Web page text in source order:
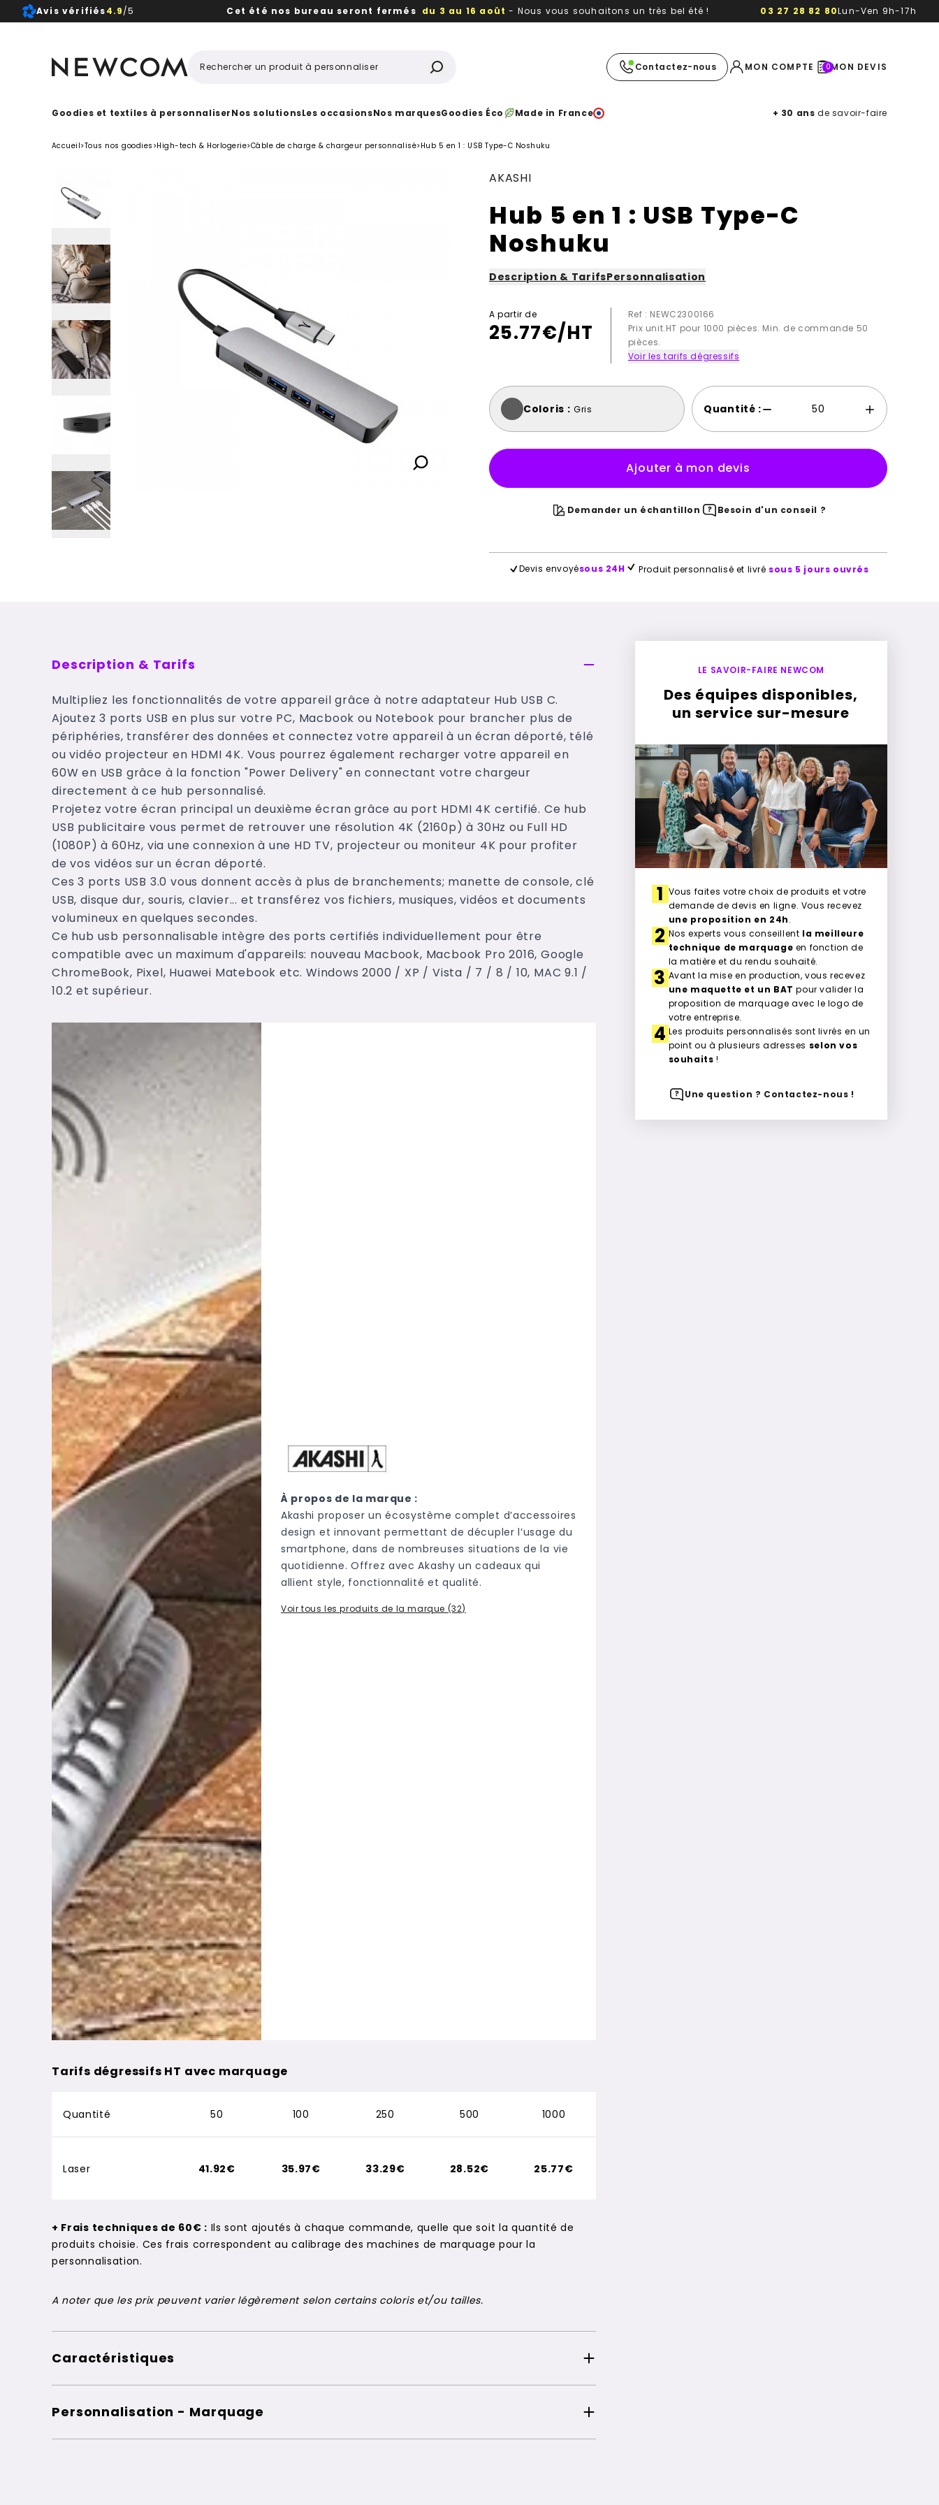
Avis vérifiés4.9/5 Cet été nos bureau seront fermés du 3 au 16 août - Nous vous souhaitons un très bel été !
03 27 28 82 80Lun-Ven 9h-17h
Contactez-nous MON COMPTE 0MON DEVIS
Goodies et textiles à personnaliserNos solutionsLes occasionsNos marquesGoodies Éco Made in France + 30 ans de savoir-faire
Accueil>Tous nos goodies >High-tech & Horlogerie>Câble de charge & chargeur personnalisé>Hub 5 en 1 : USB Type-C Noshuku
AKASHI
Hub 5 en 1 : USB Type-C
Noshuku
Description & TarifsPersonnalisation
A partir de
25.77€/HT
Ref : NEWC2300166
Prix unit.HT pour 1000 pièces. Min. de commande 50
pièces.
Voir les tarifs dégressifs
Coloris : Gris Quantité :
Ajouter à mon devis
Demander un échantillon Besoin d'un conseil ?
Devis envoyésous 24H Produit personnalisé et livré sous 5 jours ouvrés
Description & Tarifs
Multipliez les fonctionnalités de votre appareil grâce à notre adaptateur Hub USB C.
Ajoutez 3 ports USB en plus sur votre PC, Macbook ou Notebook pour brancher plus de
périphéries, transférer des données et connectez votre appareil à un écran déporté, télé
ou vidéo projecteur en HDMI 4K. Vous pourrez également recharger votre appareil en
60W en USB grâce à la fonction "Power Delivery" en connectant votre chargeur
directement à ce hub personnalisé.
Projetez votre écran principal un deuxième écran grâce au port HDMI 4K certifié. Ce hub
USB publicitaire vous permet de retrouver une résolution 4K (2160p) à 30Hz ou Full HD
(1080P) à 60Hz, via une connexion à une HD TV, projecteur ou moniteur 4K pour profiter
de vos vidéos sur un écran déporté.
Ces 3 ports USB 3.0 vous donnent accès à plus de branchements; manette de console, clé
USB, disque dur, souris, clavier... et transférez vos fichiers, musiques, vidéos et documents
volumineux en quelques secondes.
Ce hub usb personnalisable intègre des ports certifiés individuellement pour être
compatible avec un maximum d'appareils: nouveau Macbook, Macbook Pro 2016, Google
ChromeBook, Pixel, Huawei Matebook etc. Windows 2000 / XP / Vista / 7 / 8 / 10, MAC 9.1 /
10.2 et supérieur.
À propos de la marque :
Akashi proposer un écosystème complet d’accessoires
design et innovant permettant de décupler l’usage du
smartphone, dans de nombreuses situations de la vie
quotidienne. Offrez avec Akashy un cadeaux qui
allient style, fonctionnalité et qualité.
Voir tous les produits de la marque (32)
Tarifs dégressifs HT avec marquage
Quantité
Laser
50 100 250 500 1000
41.92€ 35.97€ 33.29€ 28.52€ 25.77€
+ Frais techniques de 60€ : Ils sont ajoutés à chaque commande, quelle que soit la quantité de
produits choisie. Ces frais correspondent au calibrage des machines de marquage pour la
personnalisation.
A noter que les prix peuvent varier légèrement selon certains coloris et/ou tailles.
Caractéristiques
Personnalisation - Marquage
LE SAVOIR-FAIRE NEWCOM
Des équipes disponibles,
un service sur-mesure
1 Vous faites votre choix de produits et votre
demande de devis en ligne. Vous recevez
une proposition en 24h.
2 Nos experts vous conseillent la meilleure
technique de marquage en fonction de
la matière et du rendu souhaité.
3 Avant la mise en production, vous recevez
une maquette et un BAT pour valider la
proposition de marquage avec le logo de
votre entreprise.
4 Les produits personnalisés sont livrés en un
point ou à plusieurs adresses selon vos
souhaits !
Une question ? Contactez-nous !